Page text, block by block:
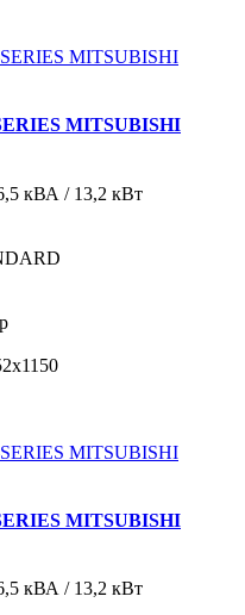
MITSUBISHI
кВА / 13,2 кВт
MITSUBISHI
кВА / 13,2 кВт